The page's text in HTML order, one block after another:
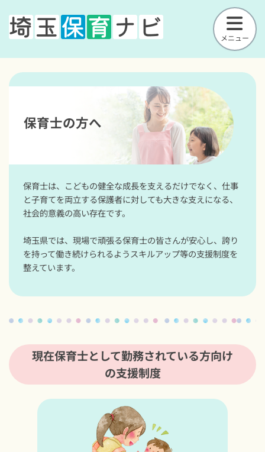
メニュー
保育士の方へ
保育士は、こどもの健全な成長を支えるだけでなく、仕事
と子育てを両立する保護者に対しても大きな支えになる、
社会的意義の高い存在です。
埼玉県では、現場で頑張る保育士の皆さんが安心し、誇り
を持って働き続けられるようスキルアップ等の支援制度を
整えています。
現在保育士として勤務されている方向け
の支援制度